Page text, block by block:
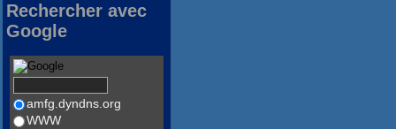
Rechercher avec
Google
amfg.dyndns.org
WWW